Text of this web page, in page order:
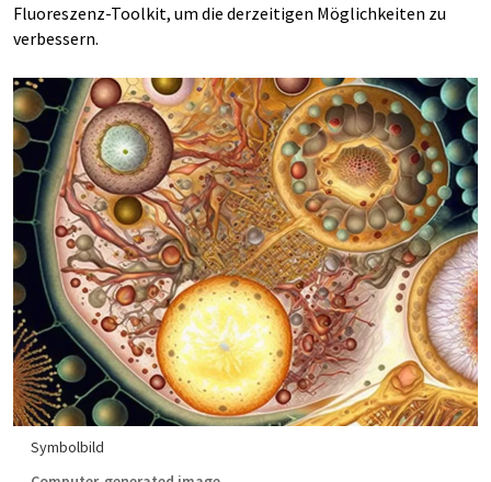
Fluoreszenz-Toolkit, um die derzeitigen Möglichkeiten zu
verbessern.
Symbolbild